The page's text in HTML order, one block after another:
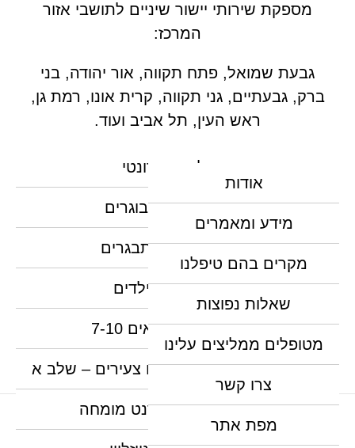
מספקת שירותי יישור שיניים לתושבי אזור
המרכז:
גבעת שמואל, פתח תקווה, אור יהודה, בני
ברק, גבעתיים, גני תקווה, קרית אונו, רמת גן,
ראש העין, תל אביב ועוד.
טיפול אורתודונטי
יישור שיניים למבוגרים
יישור שיניים למתבגרים
יישור שיניים לילדים
יישור שיניים לגילאים 7-10
יישור שיניים מקדים לילדים צעירים – שלב א
יישור שיניים אורתודנט מומחה
אודות
מידע ומאמרים
מקרים בהם טיפלנו
שאלות נפוצות
מטופלים ממליצים עלינו
צרו קשר
מפת אתר
האתר נבנה, מנוהל ומקודם ע"י צוות נילס